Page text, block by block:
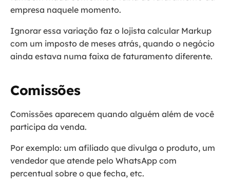
empresa naquele momento.
Ignorar essa variação faz o lojista calcular Markup
com um imposto de meses atrás, quando o negócio
ainda estava numa faixa de faturamento diferente.
Comissões
Comissões aparecem quando alguém além de você
participa da venda.
Por exemplo: um afiliado que divulga o produto, um
vendedor que atende pelo WhatsApp com
percentual sobre o que fecha, etc.